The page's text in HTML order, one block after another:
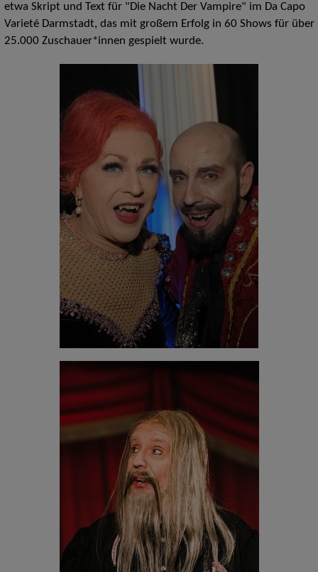
etwa Skript und Text für "Die Nacht Der Vampire" im Da Capo
Varieté Darmstadt, das mit großem Erfolg in 60 Shows für über
25.000 Zuschauer*innen gespielt wurde.